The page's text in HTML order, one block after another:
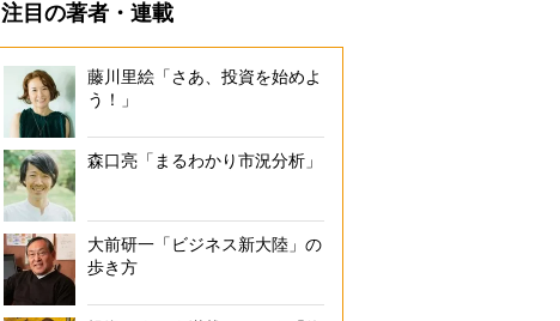
注目の著者・連載
藤川里絵「さあ、投資を始めよ
う！」
森口亮「まるわかり市況分析」
大前研一「ビジネス新大陸」の
歩き方